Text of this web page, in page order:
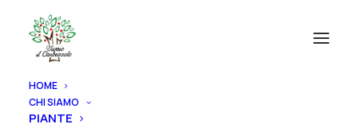
HOME
CHI SIAMO
PIANTE